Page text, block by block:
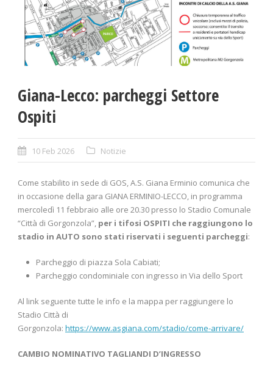
Giana-Lecco: parcheggi Settore
Ospiti
10 Feb 2026 Notizie
Come stabilito in sede di GOS, A.S. Giana Erminio comunica che
in occasione della gara GIANA ERMINIO-LECCO, in programma
mercoledì 11 febbraio alle ore 20.30 presso lo Stadio Comunale
“Città di Gorgonzola”, per i tifosi OSPITI che raggiungono lo
stadio in AUTO sono stati riservati i seguenti parcheggi:
Parcheggio di piazza Sola Cabiati;
Parcheggio condominiale con ingresso in Via dello Sport
Al link seguente tutte le info e la mappa per raggiungere lo
Stadio Città di
Gorgonzola: https://www.asgiana.com/stadio/come-arrivare/
CAMBIO NOMINATIVO TAGLIANDI D’INGRESSO